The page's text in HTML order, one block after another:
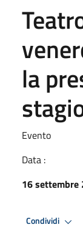
la
Evento
Data :
16 settembre
Condividi